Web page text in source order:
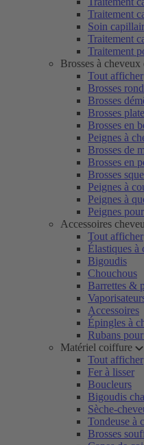
Traitement
Soin
Traitement
Traitement
Brosses à cheveux
Tout afficher
Brosses
Brosses
Brosses
Brosses en
Peignes à
Brosses de
Brosses en
Brosses
Peignes à
Peignes à
Peignes
Accessoires
Tout afficher
Élastiques à
Bigoudis
Chouchous
Barrettes &
Accessoires
Épingles à
Rubans
Matériel coiffure
Tout afficher
Fer à lisser
Boucleurs
Bigoudis
Sèche-
Tondeuse à
Brosses